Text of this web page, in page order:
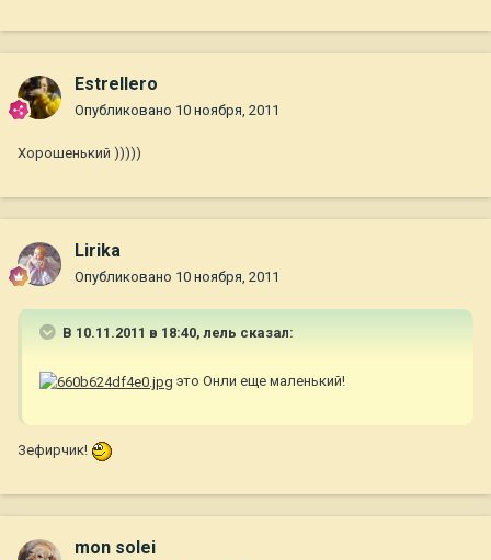
Estrellero
Опубликовано 10 ноября, 2011
Хорошенький )))))
Lirika
Опубликовано 10 ноября, 2011
В 10.11.2011 в 18:40, лель сказал:
это Онли еще маленький!
Зефирчик!
mon solei